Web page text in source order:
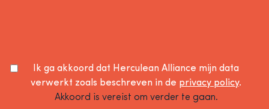
Ik ga akkoord dat Herculean Alliance mijn data
verwerkt zoals beschreven in de privacy policy.
Akkoord is vereist om verder te gaan.